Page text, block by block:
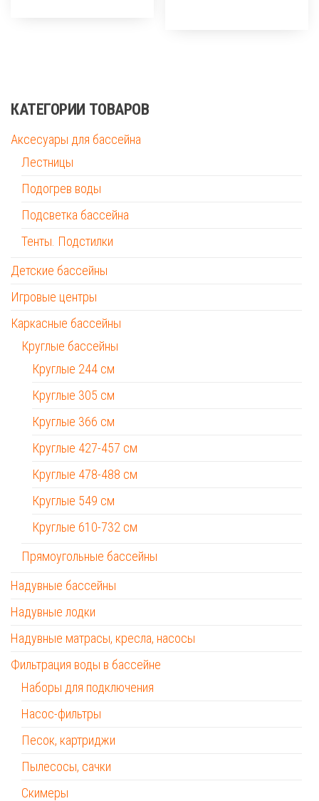
КАТЕГОРИИ ТОВАРОВ
Аксесуары для бассейна
Лестницы
Подогрев воды
Подсветка бассейна
Тенты. Подстилки
Детские бассейны
Игровые центры
Каркасные бассейны
Круглые бассейны
Круглые 244 см
Круглые 305 см
Круглые 366 см
Круглые 427-457 см
Круглые 478-488 см
Круглые 549 см
Круглые 610-732 см
Прямоугольные бассейны
Надувные бассейны
Надувные лодки
Надувные матрасы, кресла, насосы
Фильтрация воды в бассейне
Наборы для подключения
Насос-фильтры
Песок, картриджи
Пылесосы, сачки
Скимеры